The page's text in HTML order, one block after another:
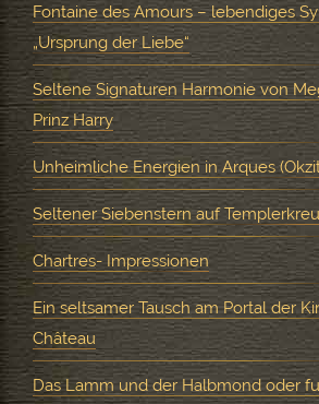
Fontaine des Amours – lebendiges
„Ursprung der Liebe“
Seltene Signaturen Harmonie von
Prinz Harry
Unheimliche Energien in Arques
Seltener Siebenstern auf
Chartres- Impressionen
Ein seltsamer Tausch am Portal der
Château
Das Lamm und der Halbmond oder